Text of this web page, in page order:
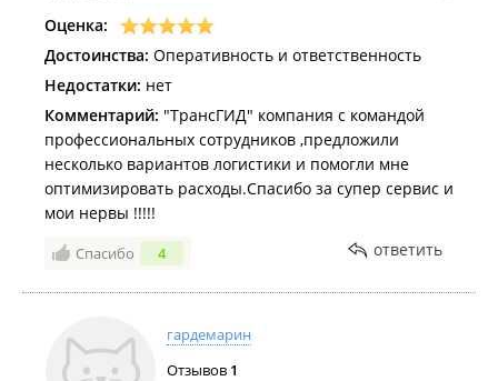
Оценка:
Достоинства: Оперативность и ответственность
Недостатки: нет
Комментарий: "ТрансГИД" компания с командой
профессиональных сотрудников ,предложили
несколько вариантов логистики и помогли мне
оптимизировать расходы.Спасибо за супер сервис и
мои нервы !!!!!
Спасибо 4 ответить
гардемарин
Отзывов 1